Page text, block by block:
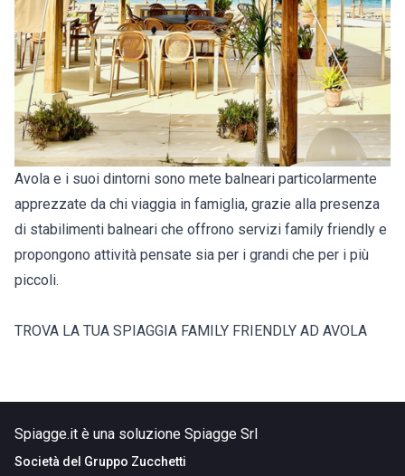
Avola e i suoi dintorni sono mete balneari particolarmente
apprezzate da chi viaggia in famiglia, grazie alla presenza
di stabilimenti balneari che offrono servizi family friendly e
propongono attività pensate sia per i grandi che per i più
piccoli.
TROVA LA TUA SPIAGGIA FAMILY FRIENDLY AD AVOLA
Spiagge.it è una soluzione Spiagge Srl
Società del Gruppo Zucchetti